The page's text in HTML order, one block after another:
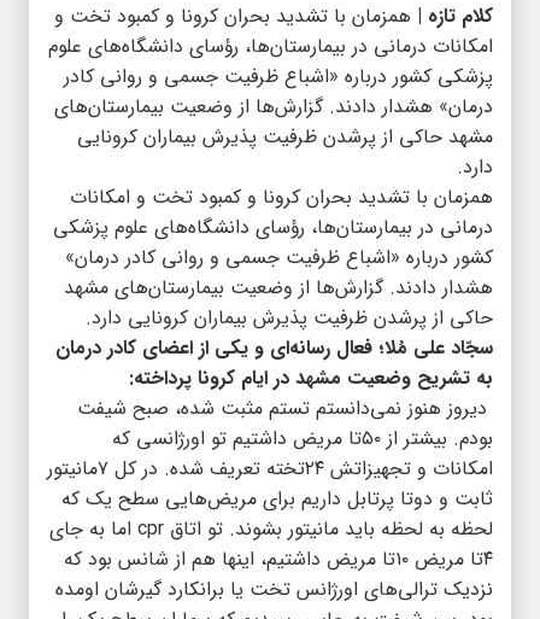
کلام تازه | همزمان با تشدید بحران کرونا و کمبود تخت و
امکانات درمانی در بیمارستان‌ها، رؤسای دانشگاه‌های علوم
پزشکی کشور درباره «اشباع ظرفیت جسمی و روانی کادر
درمان» هشدار دادند. گزارش‌ها از وضعیت بیمارستان‌های
مشهد حاکی از پرشدن ظرفیت پذیرش بیماران کرونایی
دارد.
همزمان با تشدید بحران کرونا و کمبود تخت و امکانات
درمانی در بیمارستان‌ها، رؤسای دانشگاه‌های علوم پزشکی
کشور درباره «اشباع ظرفیت جسمی و روانی کادر درمان»
هشدار دادند. گزارش‌ها از وضعیت بیمارستان‌های مشهد
حاکی از پرشدن ظرفیت پذیرش بیماران کرونایی دارد.
سجّاد علی مُلا؛ فعال رسانه‌ای و یکی از اعضای کادر درمان
به تشریح وضعیت مشهد در ایام کرونا پرداخته:
دیروز هنوز نمی‌دانستم تستم مثبت شده، صبح شیفت
بودم. بیشتر از ۵۰تا مریض داشتیم تو اورژانسی که
امکانات و تجهیزاتش ۲۴تخته تعریف شده. در کل ۷مانیتور
ثابت و دوتا پرتابل داریم برای مریض‌هایی سطح یک که
لحظه به لحظه باید مانیتور بشوند. تو اتاق cpr اما به جای
۴تا مریض ۱۰تا مریض داشتیم، اینها هم از شانس بود که
نزدیک ترالی‌های اورژانس تخت یا برانکارد گیرشان اومده